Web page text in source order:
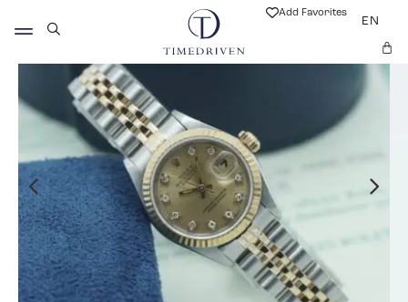
Add Favorites
EN